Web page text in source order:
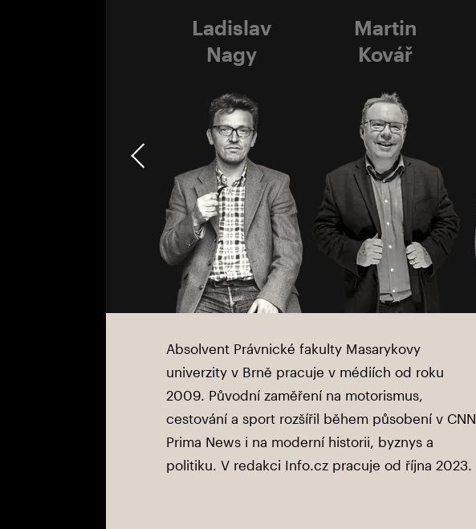
Ladislav
Nagy
Martin
Kovář
Absolvent Právnické fakulty Masarykovy
univerzity v Brně pracuje v médiích od roku
2009. Původní zaměření na motorismus,
cestování a sport rozšířil během působení v CNN
Prima News i na moderní historii, byznys a
politiku. V redakci Info.cz pracuje od října 2023.